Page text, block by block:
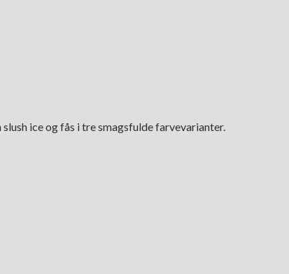
ice og fås i tre smagsfulde farvevarianter.